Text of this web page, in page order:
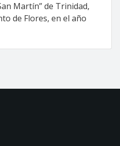
Martín” de Trinidad,
de Flores, en el año